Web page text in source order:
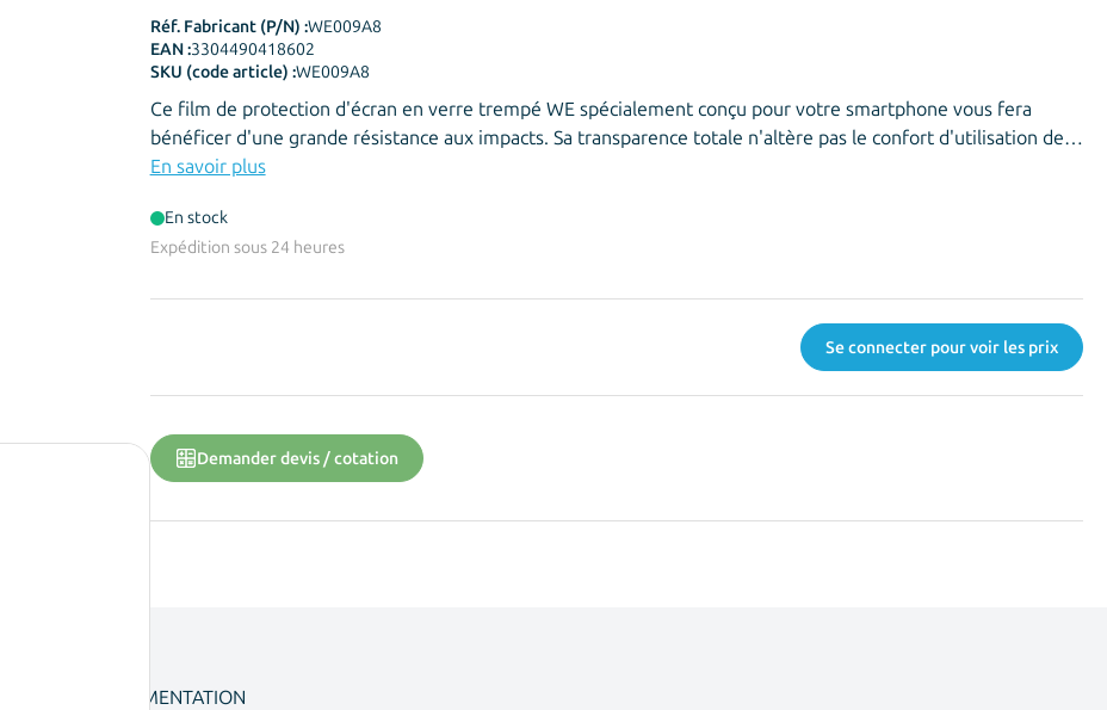
Réf. Fabricant (P/N) :WE009A8
EAN :3304490418602
SKU (code article) :WE009A8
Ce film de protection d'écran en verre trempé WE spécialement conçu pour votre smartphone vous fera
bénéficer d'une grande résistance aux impacts. Sa transparence totale n'altère pas le confort d'utilisation de
votre téléphone. Avec ses 0.3 mm d'épaisseur et son rebord arrondi, vous ne sentirez pas la différence !
En savoir plus
En stock
Expédition sous 24 heures
Se connecter pour voir les prix
Demander devis / cotation
DOCUMENTATION